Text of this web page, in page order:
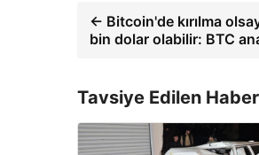
← Bitcoin'de kırılma
bin dolar olabilir: BTC
Tavsiye Edilen